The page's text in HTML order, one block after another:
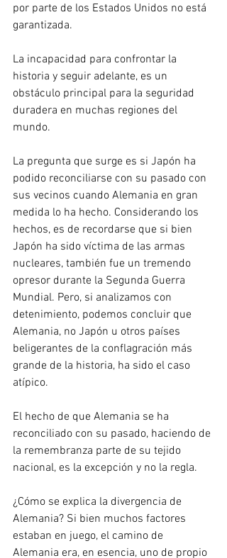
por parte de los Estados Unidos no está
garantizada.
La incapacidad para confrontar la
historia y seguir adelante, es un
obstáculo principal para la seguridad
duradera en muchas regiones del
mundo.
La pregunta que surge es si Japón ha
podido reconciliarse con su pasado con
sus vecinos cuando Alemania en gran
medida lo ha hecho. Considerando los
hechos, es de recordarse que si bien
Japón ha sido víctima de las armas
nucleares, también fue un tremendo
opresor durante la Segunda Guerra
Mundial. Pero, si analizamos con
detenimiento, podemos concluir que
Alemania, no Japón u otros países
beligerantes de la conflagración más
grande de la historia, ha sido el caso
atípico.
El hecho de que Alemania se ha
reconciliado con su pasado, haciendo de
la remembranza parte de su tejido
nacional, es la excepción y no la regla.
¿Cómo se explica la divergencia de
Alemania? Si bien muchos factores
estaban en juego, el camino de
Alemania era, en esencia, uno de propio